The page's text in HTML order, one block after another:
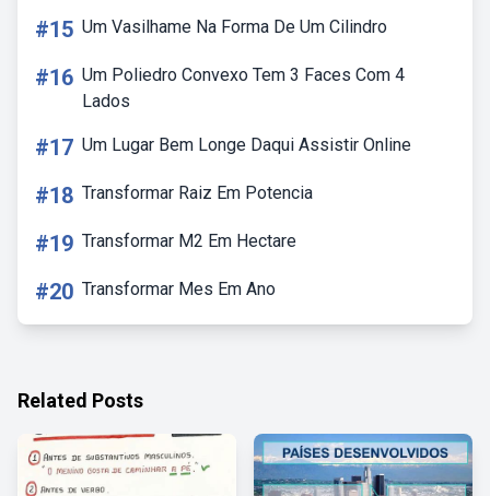
#15 Um Vasilhame Na Forma De Um Cilindro
#16 Um Poliedro Convexo Tem 3 Faces Com 4
Lados
#17 Um Lugar Bem Longe Daqui Assistir Online
#18 Transformar Raiz Em Potencia
#19 Transformar M2 Em Hectare
#20 Transformar Mes Em Ano
Related Posts